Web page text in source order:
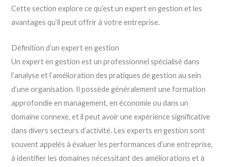
Cette section explore ce qu’est un expert en gestion et les
avantages qu’il peut offrir à votre entreprise.
Définition d’un expert en gestion
Un expert en gestion est un professionnel spécialisé dans
l’analyse et l’amélioration des pratiques de gestion au sein
d’une organisation. Il possède généralement une formation
approfondie en management, en économie ou dans un
domaine connexe, et il peut avoir une expérience significative
dans divers secteurs d’activité. Les experts en gestion sont
souvent appelés à évaluer les performances d’une entreprise,
à identifier les domaines nécessitant des améliorations et à